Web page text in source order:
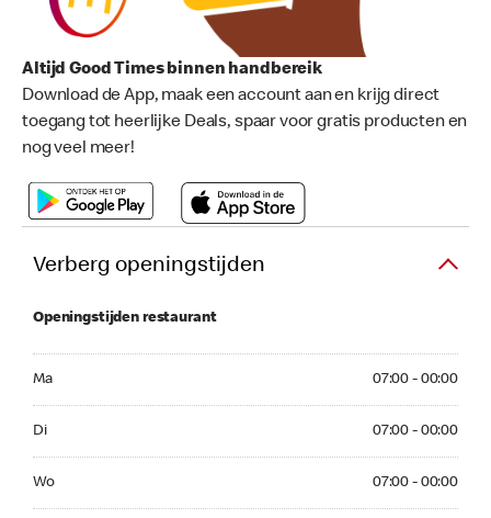
Altijd Good Times binnen handbereik
Download de App, maak een account aan en krijg direct
toegang tot heerlijke Deals, spaar voor gratis producten en
nog veel meer!
Verberg openingstijden
Openingstijden restaurant
Ma 07:00 - 00:00
Di 07:00 - 00:00
Wo 07:00 - 00:00